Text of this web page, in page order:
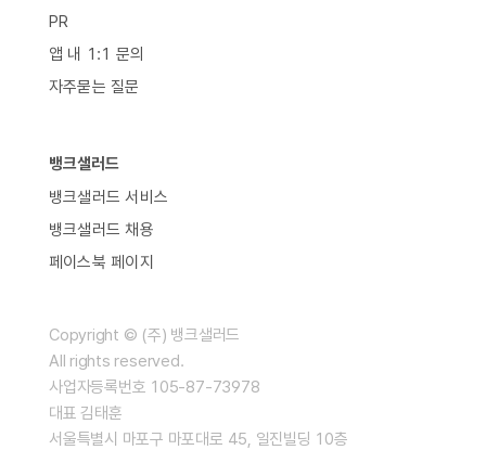
PR
앱 내 1:1 문의
자주묻는 질문
뱅크샐러드
뱅크샐러드 서비스
뱅크샐러드 채용
페이스북 페이지
Copyright © (주) 뱅크샐러드
All rights reserved.
사업자등록번호 105-87-73978
대표 김태훈
서울특별시 마포구 마포대로 45, 일진빌딩 10층